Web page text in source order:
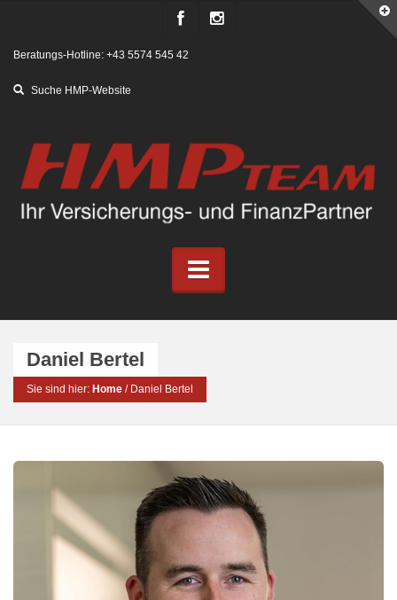
Beratungs-Hotline: +43 5574 545 42
Daniel Bertel
Sie sind hier: Home / Daniel Bertel